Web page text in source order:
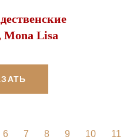
Lisa
6 7 8 9 10
11